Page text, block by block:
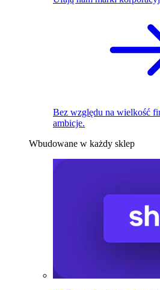
Bez względu na wielkość
ambicje.
Wbudowane w każdy sklep